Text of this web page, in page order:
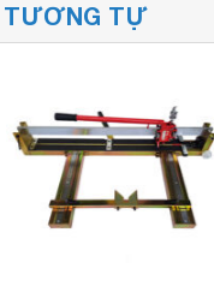
TƯƠNG TỰ